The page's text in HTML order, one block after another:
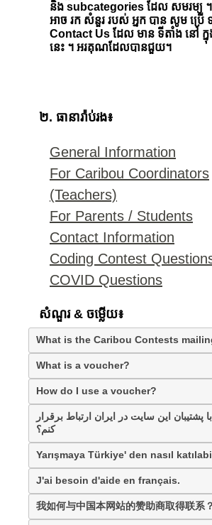
និង subcategories ដែល សមរម្យ ។
អាច រក សំនួរ របស់ អ្នក បាន សូម ប្រើ
Contact Us ដែល មាន ទីតាំង នៅ ក្
នេះ ។ អរគុណដែលបានជួយ។
២. ធានារ៉ាប់រង៖
General Information
For Caribou Coordinators
(Teachers)
For Parents / Students
Contact Information
Coding Contest
COVID Questions
សំណួរ & ចម្លើយ៖
What is the Caribou Contests
What is a voucher?
How do I use a voucher?
پشتیبان این سایت در ایران ارتباط برقرار
کنم؟
Yarışmaya Türkiye' den nasıl
J'ai besoin d'aide en français.
我如何与中国本网站的赞助商取得联系？